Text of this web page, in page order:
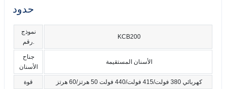
حدود
نموذج
KCB200
جناح
الأسنان
الأسنان المستقيمة
قوة كهربائي 380 فولت/415 فولت/440 فولت 50 هرتز/60 هرتز